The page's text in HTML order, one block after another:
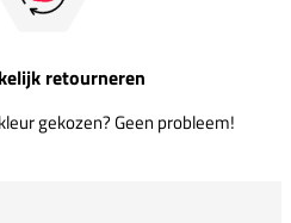
retourneren
gekozen? Geen probleem!